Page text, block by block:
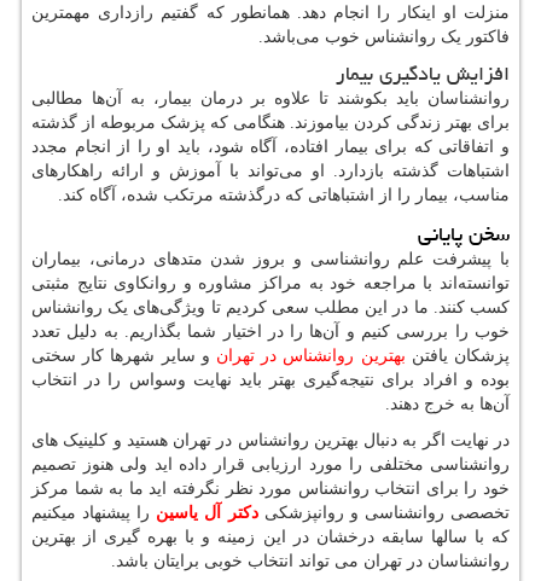
منزلت او اینکار را انجام دهد. همانطور که گفتیم رازداری مهمترین
فاکتور یک روانشناس خوب می‌باشد.
افزایش یادگیری بیمار
روانشناسان باید بکوشند تا علاوه بر درمان بیمار، به آن‌ها مطالبی
برای بهتر زندگی کردن بیاموزند. هنگامی که پزشک مربوطه از گذشته
و اتفاقاتی که برای بیمار افتاده، آگاه شود، باید او را از انجام مجدد
اشتباهات گذشته بازدارد. او می‌تواند با آموزش و ارائه راهکارهای
مناسب، بیمار را از اشتباهاتی که درگذشته مرتکب شده، آگاه کند.
سخن پایانی
با پیشرفت علم روانشناسی و بروز شدن متدهای درمانی، بیماران
توانسته‌اند با مراجعه خود به مراکز مشاوره و روانکاوی نتایج مثبتی
کسب کنند. ما در این مطلب سعی کردیم تا ویژگی‌های یک روانشناس
خوب را بررسی کنیم و آن‌ها را در اختیار شما بگذاریم. به دلیل تعدد
پزشکان یافتن بهترین روانشناس در تهران و سایر شهرها کار سختی
بوده و افراد برای نتیجه‌گیری بهتر باید نهایت وسواس را در انتخاب
آن‌ها به خرج دهند.
در نهایت اگر به دنبال بهترین روانشناس در تهران هستید و کلینیک های
روانشناسی مختلفی را مورد ارزیابی قرار داده اید ولی هنوز تصمیم
خود را برای انتخاب روانشناس مورد نظر نگرفته اید ما به شما مرکز
تخصصی روانشناسی و روانپزشکیدکتر آل یاسین را پیشنهاد میکنیم
که با سالها سابقه درخشان در این زمینه و با بهره گیری از بهترین
روانشناسان در تهران می تواند انتخاب خوبی برایتان باشد.